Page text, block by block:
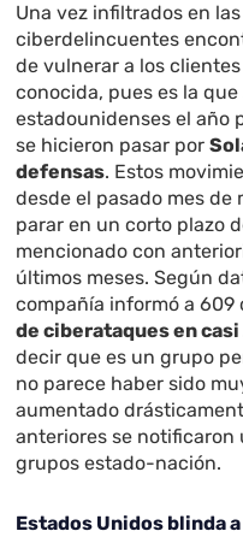
Una vez infiltrados en
ciberdelincuentes
de vulnerar a los
conocida, pues es la
estadounidenses el año
se hicieron pasar por
defensas. Estos
desde el pasado mes de
parar en un corto plazo
mencionado con
últimos meses. Según
compañía informó a
de ciberataques en
decir que es un grupo
no parece haber sido
aumentado
anteriores se
grupos estado-nación.
Estados Unidos blinda